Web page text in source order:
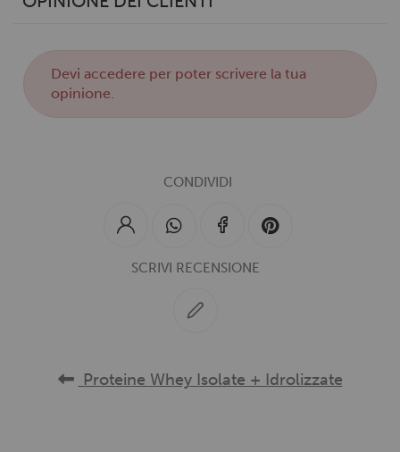
Deviaccedere per poter scrivere la tua
opinione.
CONDIVIDI
SCRIVI RECENSIONE
Proteine Whey Isolate + Idrolizzate